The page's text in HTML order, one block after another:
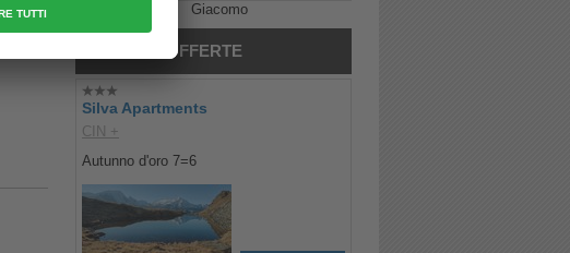
Giacomo
MIGLIORI OFFERTE
Silva Apartments
CIN +
Autunno d'oro 7=6